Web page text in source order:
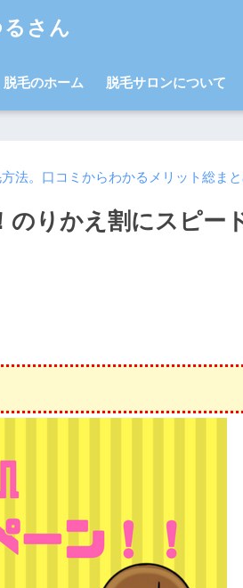
さん
脱毛のホーム 脱毛サロンについて
法。口コミからわかるメリット総ま
のりかえ割にスピー